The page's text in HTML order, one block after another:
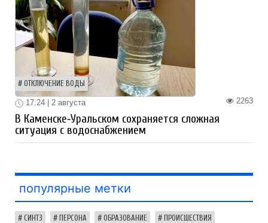
ОТКЛЮЧЕНИЕ ВОДЫ
2263
17:24 | 2 августа
В Каменске‑Уральском сохраняется сложная
ситуация с водоснабжением
популярные метки
СИНТЗ ПЕРСОНА ОБРАЗОВАНИЕ ПРОИСШЕСТВИЯ